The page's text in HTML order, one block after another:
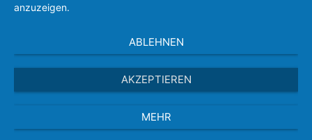
anzuzeigen.
ABLEHNEN
AKZEPTIEREN
MEHR